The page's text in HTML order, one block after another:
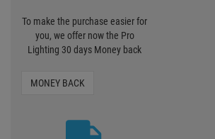
To make the purchase easier for
you, we offer now the Pro
Lighting 30 days Money back
MONEY BACK